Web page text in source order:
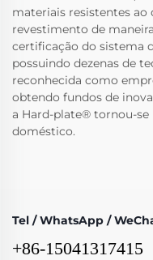
materiais resistentes ao
revestimento de
certificação do sistema
possuindo dezenas de
reconhecida como
obtendo fundos de
a Hard-plate® tornou-
doméstico.
Tel / WhatsApp /
+86-15041317415